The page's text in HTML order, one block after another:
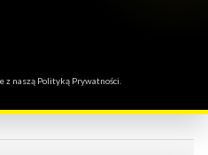
naszą Polityką Prywatności.